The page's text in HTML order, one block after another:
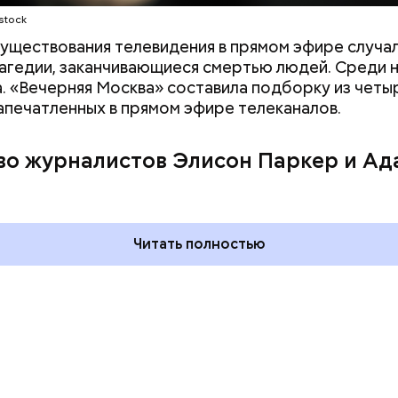
пьяного
праздники
и мире 5
День качания на качелях и
День шампанского: какие
и мире 4 августа
телевидения в прямом эфире
заканчивающиеся смертью людей. Среди
«Вечерняя Москва» составила подборку из
в прямом эфире телеканалов.
журналистов Элисон Паркер и
Читать полностью